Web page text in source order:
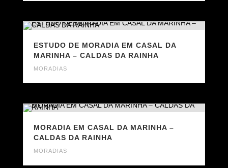
ESTUDO DE MORADIA EM CASAL DA
MARINHA – CALDAS DA RAINHA
MORADIAS
MORADIA EM CASAL DA MARINHA –
CALDAS DA RAINHA
MORADIAS